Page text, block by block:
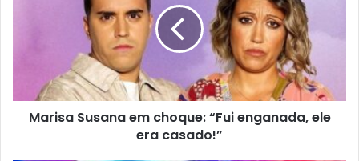
Marisa Susana em choque: “Fui enganada, ele
era casado!”